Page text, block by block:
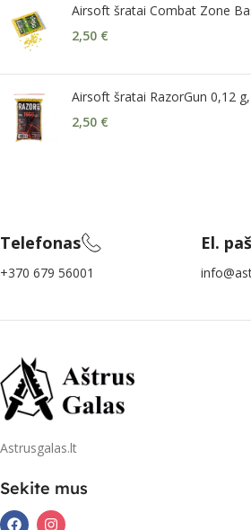
Airsoft šratai Combat Zone
2,50 €
Airsoft šratai RazorGun 0,12
2,50 €
Telefonas
+370 679 56001
El.
Astrusgalas.lt
Sekite mus